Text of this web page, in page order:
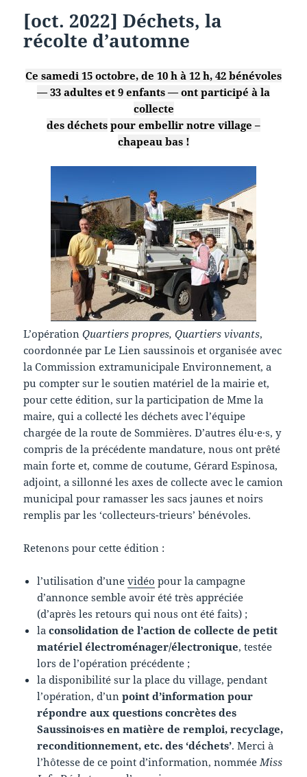
[oct. 2022] Déchets, la
récolte d’automne
Ce samedi 15 octobre, de 10 h à 12 h, 42 bénévoles
— 33 adultes et 9 enfants — ont participé à la
collecte
des déchets pour embellir notre village –
chapeau bas !
L’opérationQuartiers propres, Quartiers vivants,
coordonnée par Le Lien saussinois et organisée avec
la Commission extramunicipale Environnement, a
pu compter sur le soutien matériel de la mairie et,
pour cette édition, sur la participation de Mme la
maire, qui a collecté les déchets avec l’équipe
chargée de la route de Sommières. D’autres élu·e·s, y
compris de la précédente mandature, nous ont prêté
main forte et, comme de coutume, Gérard Espinosa,
adjoint, a sillonné les axes de collecte avec le camion
municipal pour ramasser les sacs jaunes et noirs
remplis par les ‘collecteurs-trieurs’ bénévoles.
Retenons pour cette édition :
l’utilisation d’unevidéo pour la campagne
d’annonce semble avoir été très appréciée
(d’après les retours qui nous ont été faits) ;
laconsolidation de l’action de collecte de petit
matériel électroménager/électronique, testée
lors de l’opération précédente ;
la disponibilité sur la place du village, pendant
l’opération, d’unpoint d’information pour
répondre aux questions concrètes des
Saussinois·es en matière de remploi, recyclage,
reconditionnement, etc. des ‘déchets’. Merci à
l’hôtesse de ce point d’information, nomméeMiss